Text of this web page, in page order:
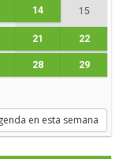
14 15
21 22
28 29
en esta semana